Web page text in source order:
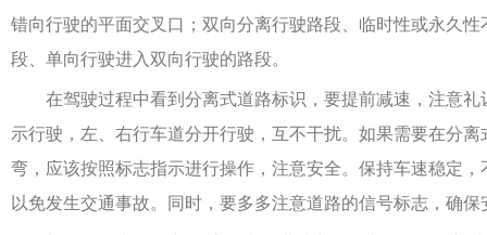
错向行驶的平面交叉口；双向分离行驶路段、临时性或永久性
段、单向行驶进入双向行驶的路段。
在驾驶过程中看到分离式道路标识，要提前减速，注意礼
示行驶，左、右行车道分开行驶，互不干扰。如果需要在分离
弯，应该按照标志指示进行操作，注意安全。保持车速稳定，
以免发生交通事故。同时，要多多注意道路的信号标志，确保